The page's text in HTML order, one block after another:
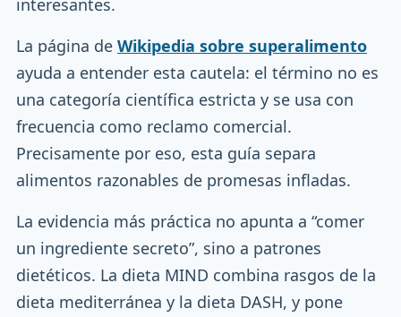
interesantes.
La página de Wikipedia sobre superalimento
ayuda a entender esta cautela: el término no es
una categoría científica estricta y se usa con
frecuencia como reclamo comercial.
Precisamente por eso, esta guía separa
alimentos razonables de promesas infladas.
La evidencia más práctica no apunta a “comer
un ingrediente secreto”, sino a patrones
dietéticos. La dieta MIND combina rasgos de la
dieta mediterránea y la dieta DASH, y pone